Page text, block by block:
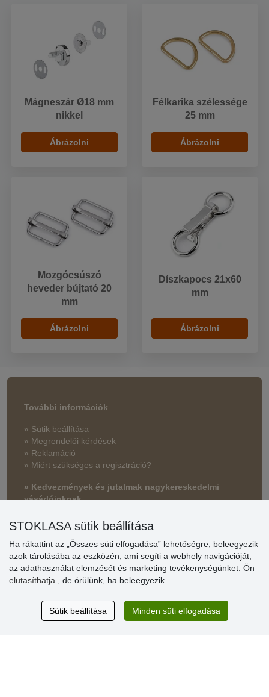
Mágneszár Ø18 mm
nikkel
Ábrázolni
Félkarika szélessége
25 mm
Ábrázolni
Mozgócsúszó
heveder bújtató 20
mm
Ábrázolni
Díszkapocs 21x60
mm
Ábrázolni
További információk
» Sütik beállítása
» Megrendelői kérdések
» Reklamáció
» Miért szükséges a regisztráció?
» Kedvezmények és jutalmak nagykereskedelmi
vásárlóinknak
» Súgó
Vásárlók
értékelése
Excellent service
Thank you.
STOKLASA sütik beállítása
Ha rákattint az „Összes süti elfogadása” lehetőségre, beleegyezik
azok tárolásába az eszközén, ami segíti a webhely navigációját,
az adathasználat elemzését és marketing tevékenységünket. Ön
elutasíthatja
, de örülünk, ha beleegyezik.
Sütik beállítása Minden süti elfogadása